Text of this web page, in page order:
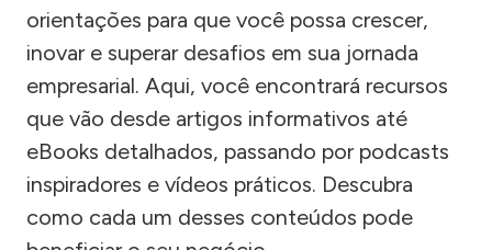
orientações para que você possa crescer,
inovar e superar desafios em sua jornada
empresarial. Aqui, você encontrará recursos
que vão desde artigos informativos até
eBooks detalhados, passando por podcasts
inspiradores e vídeos práticos. Descubra
como cada um desses conteúdos pode